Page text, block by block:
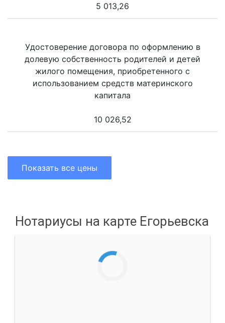
5 013,26
Удостоверение договора по оформлению в
долевую собственность родителей и детей
жилого помещения, приобретенного с
использованием средств материнского
капитала
10 026,52
Показать все цены
Нотариусы на карте Егорьевска